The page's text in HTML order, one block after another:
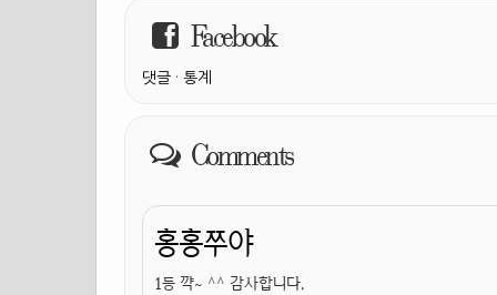
Facebook
댓글 · 통계
Comments
홍홍쭈야
1등 꺅~ ^^ 감사합니다.